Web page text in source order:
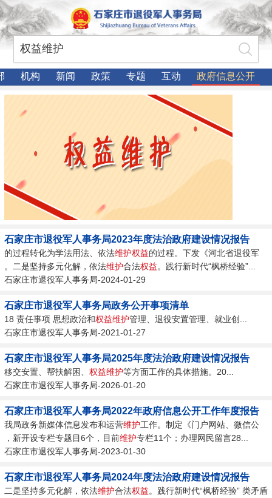
机构 新闻 政策 专题 互动 政府信息公开
石家庄市退役军人事务局2023年度法治政府建设情况报告
的过程转化为学法用法、依法维护权益的过程。下发《河北省退役军
。二是坚持多元化解，依法维护合法权益。践行新时代“枫桥经验”...
石家庄市退役军人事务局-2024-01-29
石家庄市退役军人事务局政务公开事项清单
18 责任事项 思想政治和权益维护管理、退役安置管理、就业创...
石家庄市退役军人事务局-2021-01-27
石家庄市退役军人事务局2025年度法治政府建设情况报告
移交安置、帮扶解困、 权益维护等方面工作的具体措施。20...
石家庄市退役军人事务局-2026-01-20
石家庄市退役军人事务局2022年政府信息公开工作年度报告
我局政务新媒体信息发布和运营维护工作。制定《门户网站、微信公
，新开设专栏专题目6个，目前维护专栏11个；办理网民留言28...
石家庄市退役军人事务局-2023-01-30
石家庄市退役军人事务局2024年度法治政府建设情况报告
二是坚持多元化解，依法维护合法权益。践行新时代“枫桥经验” 类矛盾